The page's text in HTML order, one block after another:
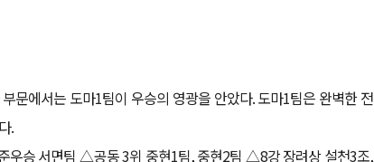
문에서는 도마1팀이 우승의 영광을 안았다. 도마1팀은 완벽한 전
.
승 서면팀 △공동 3위 중현1팀, 중현2팀 △8강 장려상 설천3조,